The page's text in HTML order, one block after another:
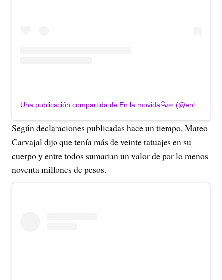
Una publicación compartida de En la movida🔍👀 (@enlamovidacol)
Según declaraciones publicadas hace un tiempo, Mateo
Carvajal dijo que tenía más de veinte tatuajes en su
cuerpo y entre todos sumarian un valor de por lo menos
noventa millones de pesos.